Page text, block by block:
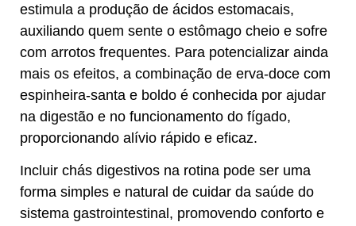
estimula a produção de ácidos estomacais,
auxiliando quem sente o estômago cheio e sofre
com arrotos frequentes. Para potencializar ainda
mais os efeitos, a combinação de erva-doce com
espinheira-santa e boldo é conhecida por ajudar
na digestão e no funcionamento do fígado,
proporcionando alívio rápido e eficaz.
Incluir chás digestivos na rotina pode ser uma
forma simples e natural de cuidar da saúde do
sistema gastrointestinal, promovendo conforto e